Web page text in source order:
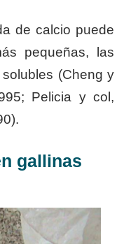
de calcio puede
pequeñas, las
(Cheng y
Pelicia y col,
gallinas